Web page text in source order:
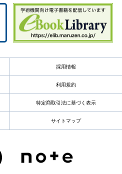
採用情報
利用規約
特定商取引法に基づく表示
サイトマップ